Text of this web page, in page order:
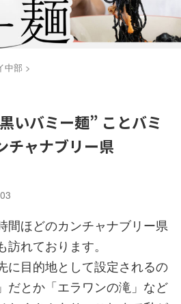
中部 >
いバミー麺” ことバミ
チャナブリー県
間ほどのカンチャナブリー県
れております。
に目的地として設定されるの
だとか「エラワンの滝」など